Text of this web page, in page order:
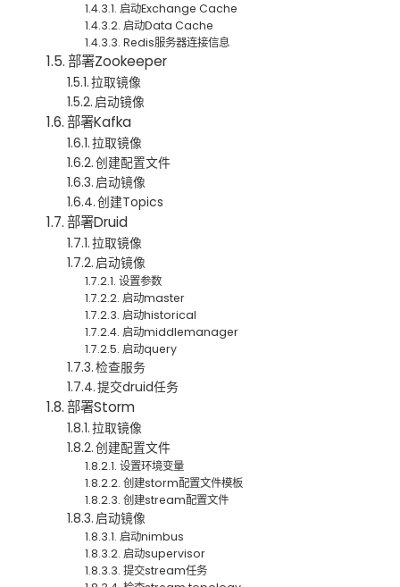
启动Exchange Cache
启动Data Cache
Redis服务器连接信息
部署Zookeeper
拉取镜像
启动镜像
部署Kafka
拉取镜像
创建配置文件
启动镜像
创建Topics
部署Druid
拉取镜像
启动镜像
设置参数
启动master
启动historical
启动middlemanager
启动query
检查服务
提交druid任务
部署Storm
拉取镜像
创建配置文件
设置环境变量
创建storm配置文件模板
创建stream配置文件
启动镜像
启动nimbus
启动supervisor
提交stream任务